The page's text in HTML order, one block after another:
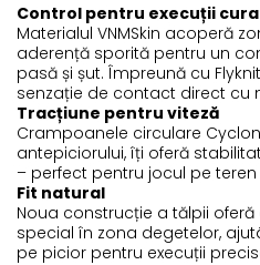
Control pentru execuții
Materialul VNMSkin acoperă
aderență sporită pentru un
pasă și șut. Împreună cu
senzație de contact direct cu
Tracțiune pentru viteză
Crampoanele circulare
antepiciorului, îți oferă
– perfect pentru jocul pe
Fit natural
Noua construcție a tălpii
special în zona degetelor,
pe picior pentru execuții